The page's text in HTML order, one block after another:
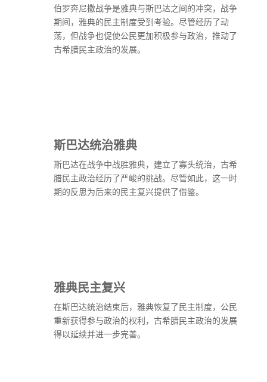
伯罗奔尼撒战争是雅典与斯巴达之间的冲突，战争
期间，雅典的民主制度受到考验。尽管经历了动
荡，但战争也促使公民更加积极参与政治，推动了
古希腊民主政治的发展。
斯巴达统治雅典
斯巴达在战争中战胜雅典，建立了寡头统治，古希
腊民主政治经历了严峻的挑战。尽管如此，这一时
期的反思为后来的民主复兴提供了借鉴。
雅典民主复兴
在斯巴达统治结束后，雅典恢复了民主制度，公民
重新获得参与政治的权利，古希腊民主政治的发展
得以延续并进一步完善。